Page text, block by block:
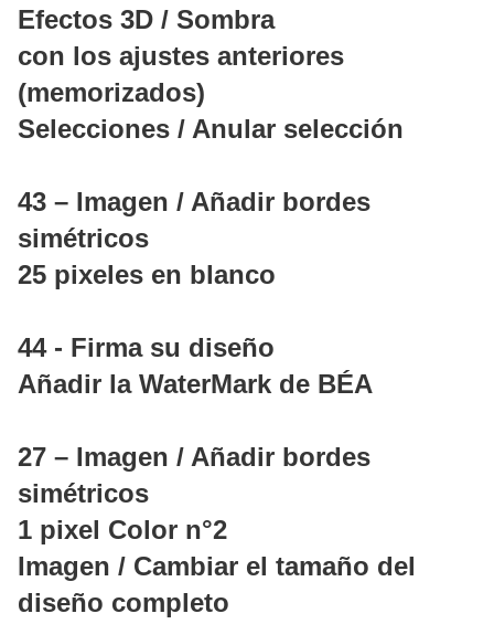
Efectos 3D / Sombra
con los ajustes anteriores
(memorizados)
Selecciones / Anular selección
43 – Imagen / Añadir bordes
simétricos
25 pixeles en blanco
44 - Firma su diseño
Añadir la WaterMark de BÉA
27 – Imagen / Añadir bordes
simétricos
1 pixel Color n°2
Imagen / Cambiar el tamaño del
diseño completo